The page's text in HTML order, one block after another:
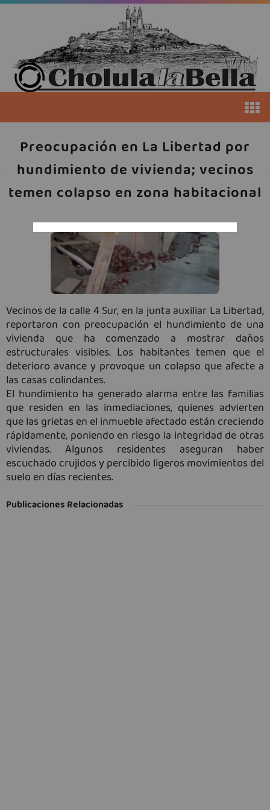
Preocupación en La Libertad por
hundimiento de vivienda; vecinos
temen colapso en zona habitacional
Vecinos de la calle 4 Sur, en la junta auxiliar La Libertad,
reportaron con preocupación el hundimiento de una
vivienda que ha comenzado a mostrar daños
estructurales visibles. Los habitantes temen que el
deterioro avance y provoque un colapso que afecte a
las casas colindantes.
El hundimiento ha generado alarma entre las familias
que residen en las inmediaciones, quienes advierten
que las grietas en el inmueble afectado están creciendo
rápidamente, poniendo en riesgo la integridad de otras
viviendas. Algunos residentes aseguran haber
escuchado crujidos y percibido ligeros movimientos del
suelo en días recientes.
Publicaciones Relacionadas